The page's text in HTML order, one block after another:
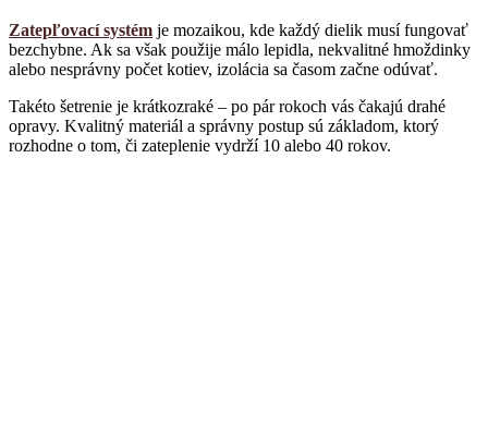
Zatepľovací systém je mozaikou, kde každý dielik musí fungovať
bezchybne. Ak sa však použije málo lepidla, nekvalitné hmoždinky
alebo nesprávny počet kotiev, izolácia sa časom začne odúvať.
Takéto šetrenie je krátkozraké – po pár rokoch vás čakajú drahé
opravy. Kvalitný materiál a správny postup sú základom, ktorý
rozhodne o tom, či zateplenie vydrží 10 alebo 40 rokov.